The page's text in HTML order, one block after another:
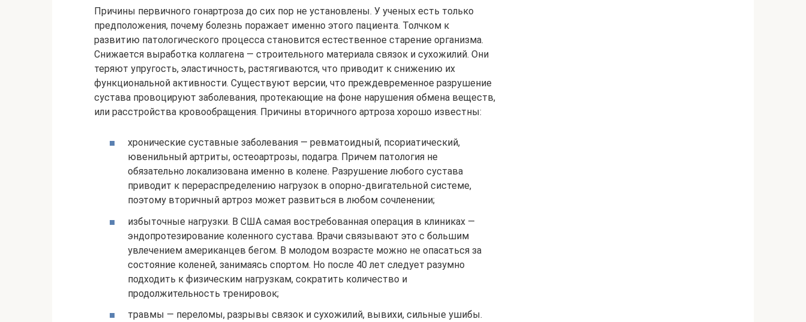
Причины первичного гонартроза до сих пор не установлены. У ученых есть только
предположения, почему болезнь поражает именно этого пациента. Толчком к
развитию патологического процесса становится естественное старение организма.
Снижается выработка коллагена — строительного материала связок и сухожилий. Они
теряют упругость, эластичность, растягиваются, что приводит к снижению их
функциональной активности. Существуют версии, что преждевременное разрушение
сустава провоцируют заболевания, протекающие на фоне нарушения обмена веществ,
или расстройства кровообращения. Причины вторичного артроза хорошо известны:
хронические суставные заболевания — ревматоидный, псориатический,
ювенильный артриты, остеоартрозы, подагра. Причем патология не
обязательно локализована именно в колене. Разрушение любого сустава
приводит к перераспределению нагрузок в опорно-двигательной системе,
поэтому вторичный артроз может развиться в любом сочленении;
избыточные нагрузки. В США самая востребованная операция в клиниках —
эндопротезирование коленного сустава. Врачи связывают это с большим
увлечением американцев бегом. В молодом возрасте можно не опасаться за
состояние коленей, занимаясь спортом. Но после 40 лет следует разумно
подходить к физическим нагрузкам, сократить количество и
продолжительность тренировок;
травмы — переломы, разрывы связок и сухожилий, вывихи, сильные ушибы.